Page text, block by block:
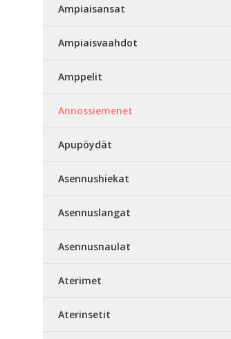
Ampiaisansat
Ampiaisvaahdot
Amppelit
Annossiemenet
Apupöydät
Asennushiekat
Asennuslangat
Asennusnaulat
Aterimet
Aterinsetit